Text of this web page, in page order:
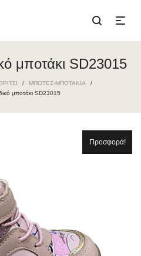
μποτάκι SD23015
/ ΜΠΟΤΕΣ-ΜΠΟΤΑΚΙΑ /
μποτάκι SD23015
Προσφορά!